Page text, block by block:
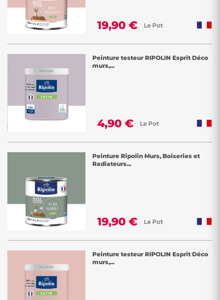
19,90 € Le Pot
Peinture testeur RIPOLIN Esprit Déco
murs,...
4,90 € Le Pot
Peinture Ripolin Murs, Boiseries et
Radiateurs...
19,90 € Le Pot
Peinture testeur RIPOLIN Esprit Déco
murs,...